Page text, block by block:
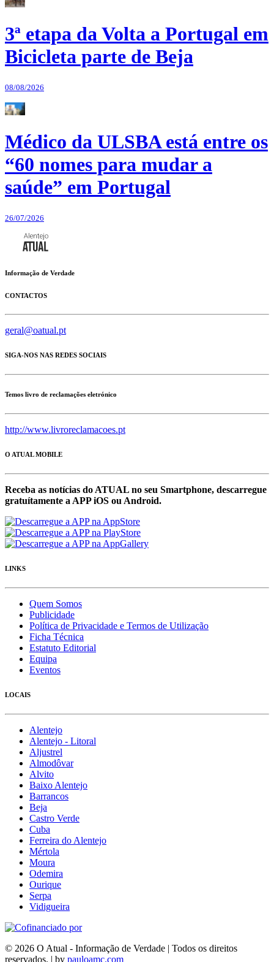
3ª etapa da Volta a Portugal em
Bicicleta parte de Beja
08/08/2026
Médico da ULSBA está entre os
“60 nomes para mudar a
saúde” em Portugal
26/07/2026
Informação de Verdade
CONTACTOS
geral@oatual.pt
SIGA-NOS NAS REDES SOCIAIS
Temos livro de reclamações eletrónico
http://www.livroreclamacoes.pt
O ATUAL MOBILE
Receba as notícias do ATUAL no seu Smartphone, descarregue
gratuítamente a APP iOS ou Android.
LINKS
Quem Somos
Publicidade
Política de Privacidade e Termos de Utilização
Ficha Técnica
Estatuto Editorial
Equipa
Eventos
LOCAIS
Alentejo
Alentejo - Litoral
Aljustrel
Almodôvar
Alvito
Baixo Alentejo
Barrancos
Beja
Castro Verde
Cuba
Ferreira do Alentejo
Mértola
Moura
Odemira
Ourique
Serpa
Vidigueira
© 2026 O Atual - Informação de Verdade | Todos os direitos
reservados. | by pauloamc.com